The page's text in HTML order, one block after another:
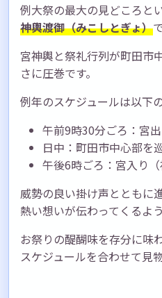
例大祭の最大の見どころと
神輿渡御（みこしとぎょ）
宮神輿と祭礼行列が町田市
さに圧巻です。
例年のスケジュールは以下
午前9時30分ごろ：宮
日中：町田市中心部を
午後6時ごろ：宮入り（
威勢の良い掛け声とともに
熱い想いが伝わってくるよ
お祭りの醍醐味を存分に味
スケジュールを合わせて見